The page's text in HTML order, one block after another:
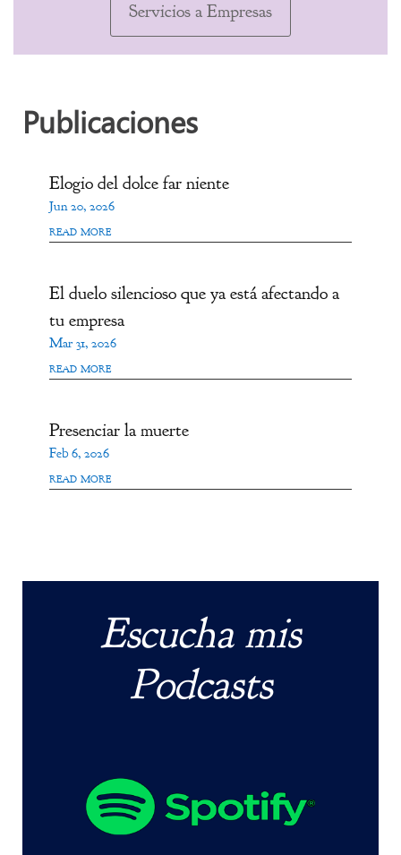
Servicios a Empresas
Publicaciones
Elogio del dolce far niente
Jun 20, 2026
read more
El duelo silencioso que ya está afectando a
tu empresa
Mar 31, 2026
read more
Presenciar la muerte
Feb 6, 2026
read more
Escucha mis
Podcasts